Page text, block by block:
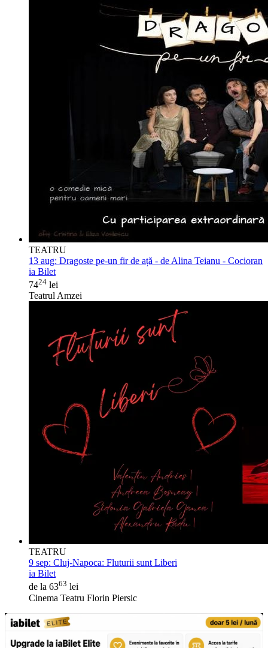
TEATRU
13 aug: Dragoste pe-un fir de ață - de Alina Teianu - Cocioran
ia Bilet
7424 lei
Teatrul Amzei
TEATRU
9 sep: Cluj-Napoca: Fluturii sunt Liberi
ia Bilet
de la 6363 lei
Cinema Teatru Florin Piersic